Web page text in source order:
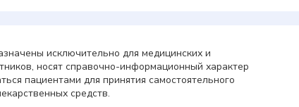
исключительно для медицинских и
носят справочно-информационный характер
пациентами для принятия самостоятельного
средств.